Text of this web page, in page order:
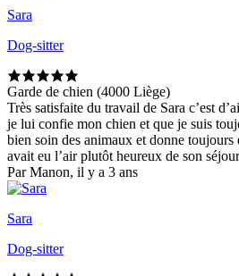
Sara
Dog-sitter
Garde de chien (4000 Liège)
Très satisfaite du travail de Sara c’est
je lui confie mon chien et que je suis
bien soin des animaux et donne
avait eu l’air plutôt heureux de son
Par Manon, il y a 3 ans
Sara
Dog-sitter